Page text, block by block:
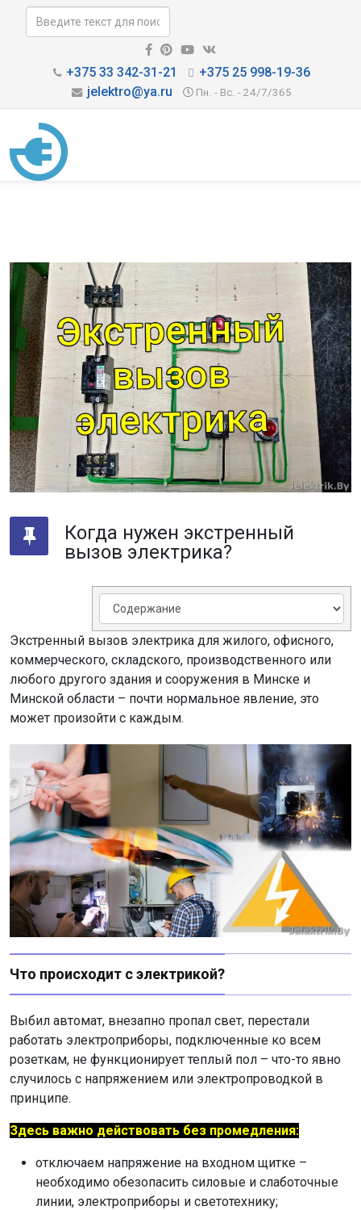
+375 33 342-31-21
+375 25 998-19-36
jelektro@ya.ru
Пн. - Вс. - 24/7/365
Когда нужен экстренный
вызов электрика?
Экстренный вызов электрика для жилого, офисного,
коммерческого, складского, производственного или
любого другого здания и сооружения в Минске и
Минской области – почти нормальное явление, это
может произойти с каждым.
Что происходит с электрикой?
Выбил автомат, внезапно пропал свет, перестали
работать электроприборы, подключенные ко всем
розеткам, не функционирует теплый пол – что-то явно
случилось с напряжением или электропроводкой в
принципе.
Здесь важно действовать без промедления:
отключаем напряжение на входном щитке –
необходимо обезопасить силовые и слаботочные
линии, электроприборы и светотехнику;